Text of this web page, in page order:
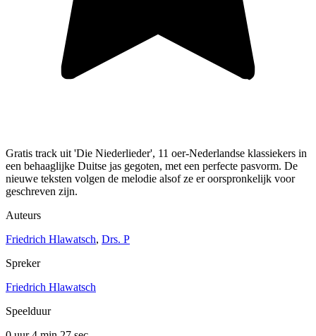
Gratis track uit 'Die Niederlieder', 11 oer-Nederlandse klassiekers in
een behaaglijke Duitse jas gegoten, met een perfecte pasvorm. De
nieuwe teksten volgen de melodie alsof ze er oorspronkelijk voor
geschreven zijn.
Auteurs
Friedrich Hlawatsch, Drs. P
Spreker
Friedrich Hlawatsch
Speelduur